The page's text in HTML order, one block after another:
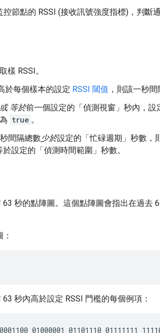
節點的 RSSI (接收訊號強度指標)，判斷
樣 RSSI。
於每個樣本的設定 RSSI 閾值 ，則該一秒
等於前一個設定的「偵測視窗」 秒內，設
true 。
間隔總數少於設定的「忙碌週期」 秒數，
設定的「偵測時間範圍」 秒數。
秒的點陣圖。這個點陣圖會指出在過去
秒內高於設定 RSSI 門檻的每個例項：